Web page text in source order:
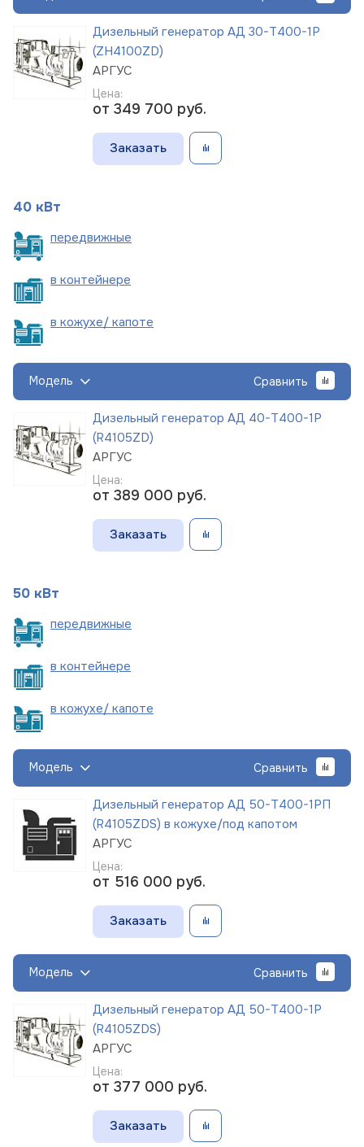
Дизельный генератор АД 30-Т400-1Р
(ZH4100ZD)
АРГУС
Цена:
от 349 700 руб.
Заказать
40 кВт
передвижные
в контейнере
в кожухе/ капоте
Модель Сравнить
Дизельный генератор АД 40-Т400-1Р
(R4105ZD)
АРГУС
Цена:
от 389 000 руб.
Заказать
50 кВт
передвижные
в контейнере
в кожухе/ капоте
Модель Сравнить
Дизельный генератор АД 50-Т400-1РП
(R4105ZDS) в кожухе/под капотом
АРГУС
Цена:
от 516 000 руб.
Заказать
Модель Сравнить
Дизельный генератор АД 50-Т400-1Р
(R4105ZDS)
АРГУС
Цена:
от 377 000 руб.
Заказать